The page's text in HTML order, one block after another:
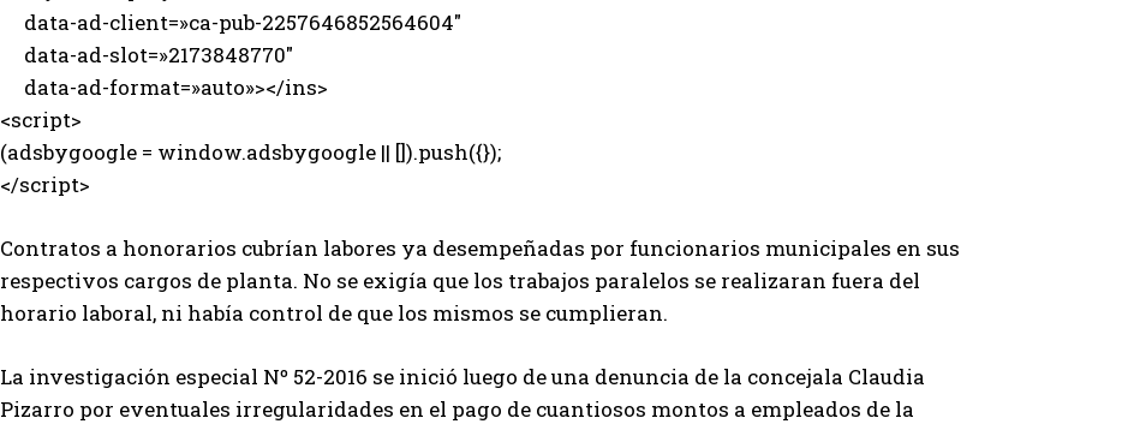
data-ad-client=»ca-pub-2257646852564604″
data-ad-slot=»2173848770″
data-ad-format=»auto»></ins>
<script>
(adsbygoogle = window.adsbygoogle || []).push({});
</script>
Contratos a honorarios cubrían labores ya desempeñadas por funcionarios municipales en sus
respectivos cargos de planta. No se exigía que los trabajos paralelos se realizaran fuera del
horario laboral, ni había control de que los mismos se cumplieran.
La investigación especial Nº 52-2016 se inició luego de una denuncia de la concejala Claudia
Pizarro por eventuales irregularidades en el pago de cuantiosos montos a empleados de la